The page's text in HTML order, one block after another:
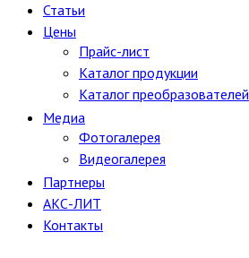
Статьи
Цены
Прайс-лист
Каталог продукции
Каталог преобразователей
Медиа
Фотогалерея
Видеогалерея
Партнеры
АКС-ЛИТ
Контакты